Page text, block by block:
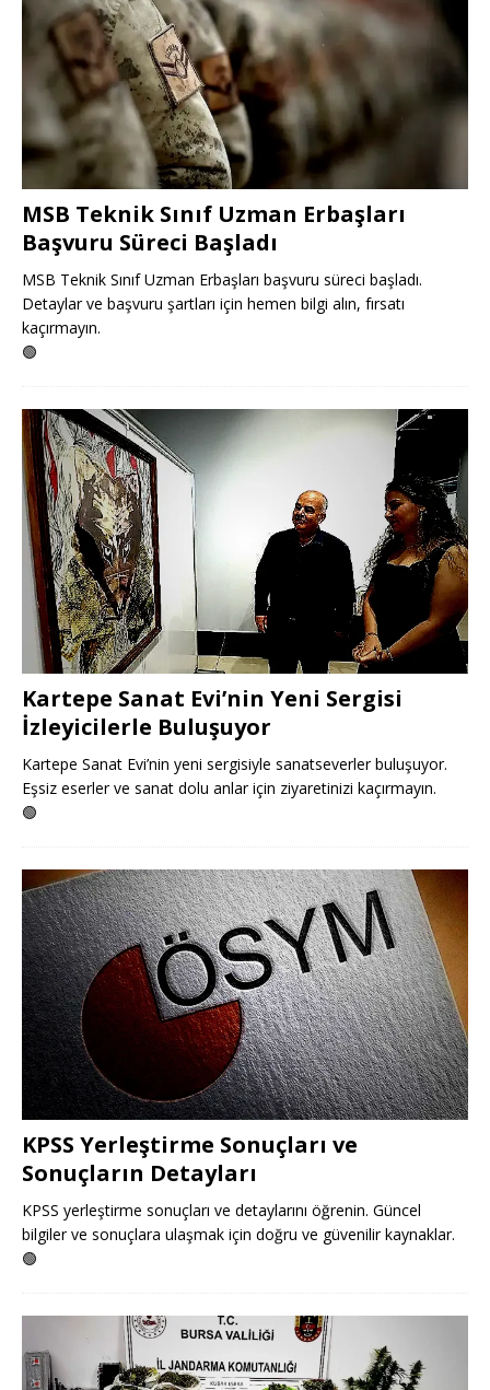
MSB Teknik Sınıf Uzman Erbaşları
Başvuru Süreci Başladı
MSB Teknik Sınıf Uzman Erbaşları başvuru süreci başladı.
Detaylar ve başvuru şartları için hemen bilgi alın, fırsatı
kaçırmayın.
🟢
Kartepe Sanat Evi’nin Yeni Sergisi
İzleyicilerle Buluşuyor
Kartepe Sanat Evi’nin yeni sergisiyle sanatseverler buluşuyor.
Eşsiz eserler ve sanat dolu anlar için ziyaretinizi kaçırmayın.
🟢
KPSS Yerleştirme Sonuçları ve
Sonuçların Detayları
KPSS yerleştirme sonuçları ve detaylarını öğrenin. Güncel
bilgiler ve sonuçlara ulaşmak için doğru ve güvenilir kaynaklar.
🟢